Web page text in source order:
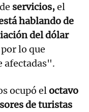
servicios,el
hablando de
del dólar
por lo que
afectadas".
ocupó eloctavo
de turistas